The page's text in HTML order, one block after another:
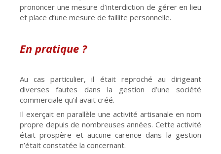
prononcer une mesure d’interdiction de gérer en lieu
et place d’une mesure de faillite personnelle.
En pratique ?
Au cas particulier, il était reproché au dirigeant
diverses fautes dans la gestion d’une société
commerciale qu’il avait créé.
Il exerçait en parallèle une activité artisanale en nom
propre depuis de nombreuses années. Cette activité
était prospère et aucune carence dans la gestion
n’était constatée la concernant.